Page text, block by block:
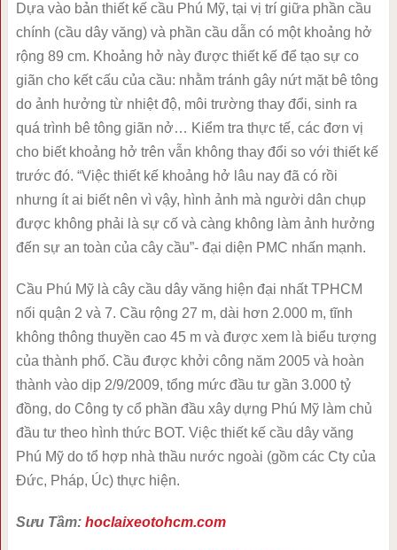
Dựa vào bản thiết kế cầu Phú Mỹ, tại vị trí giữa phần cầu
chính (cầu dây văng) và phần cầu dẫn có một khoảng hở
rộng 89 cm. Khoảng hở này được thiết kế để tạo sự co
giãn cho kết cấu của cầu: nhằm tránh gây nứt mặt bê tông
do ảnh hưởng từ nhiệt độ, môi trường thay đổi, sinh ra
quá trình bê tông giãn nở… Kiểm tra thực tế, các đơn vị
cho biết khoảng hở trên vẫn không thay đổi so với thiết kế
trước đó. “Việc thiết kế khoảng hở lâu nay đã có rồi
nhưng ít ai biết nên vì vậy, hình ảnh mà người dân chụp
được không phải là sự cố và càng không làm ảnh hưởng
đến sự an toàn của cây cầu”- đại diện PMC nhấn mạnh.
Cầu Phú Mỹ là cây cầu dây văng hiện đại nhất TPHCM
nối quận 2 và 7. Cầu rộng 27 m, dài hơn 2.000 m, tĩnh
không thông thuyền cao 45 m và được xem là biểu tượng
của thành phố. Cầu được khởi công năm 2005 và hoàn
thành vào dịp 2/9/2009, tổng mức đầu tư gần 3.000 tỷ
đồng, do Công ty cổ phần đầu xây dựng Phú Mỹ làm chủ
đầu tư theo hình thức BOT. Việc thiết kế cầu dây văng
Phú Mỹ do tổ hợp nhà thầu nước ngoài (gồm các Cty của
Đức, Pháp, Úc) thực hiện.
Sưu Tầm: hoclaixeotohcm.com